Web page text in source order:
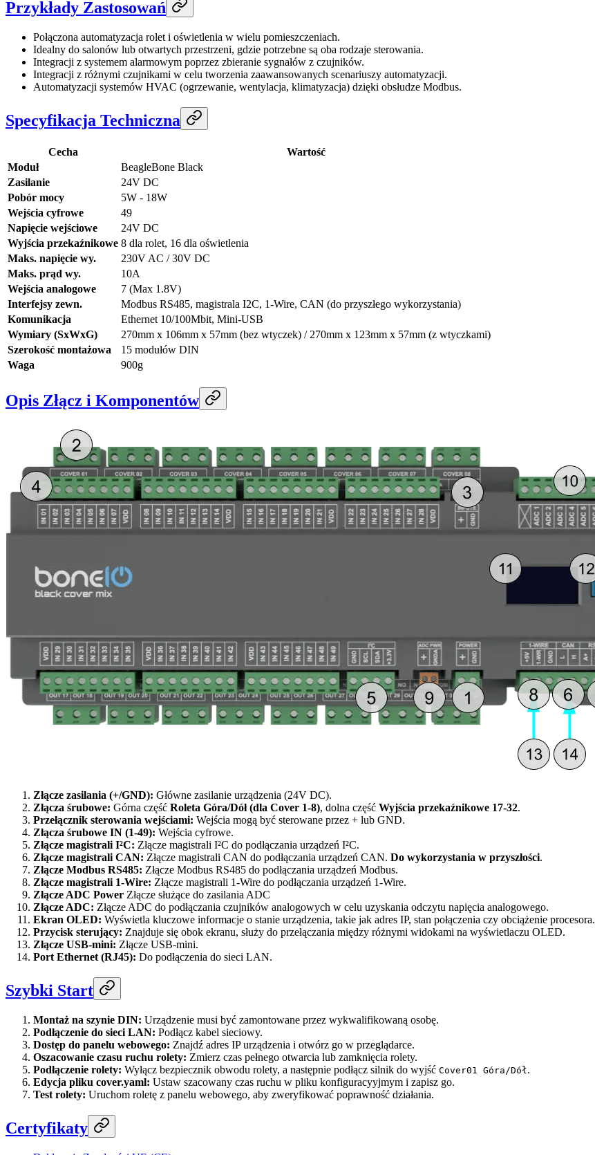
Przykłady Zastosowań
Połączona automatyzacja rolet i oświetlenia w wielu pomieszczeniach.
Idealny do salonów lub otwartych przestrzeni, gdzie potrzebne są oba rodzaje sterowania.
Integracji z systemem alarmowym poprzez zbieranie sygnałów z czujników.
Integracji z różnymi czujnikami w celu tworzenia zaawansowanych scenariuszy automatyzacji.
Automatyzacji systemów HVAC (ogrzewanie, wentylacja, klimatyzacja) dzięki obsłudze Modbus.
Specyfikacja Techniczna
Cecha
Wartość
Moduł
BeagleBone Black
Zasilanie
24V DC
Pobór mocy
5W - 18W
Wejścia cyfrowe
49
Napięcie wejściowe
24V DC
Wyjścia przekaźnikowe 8 dla rolet, 16 dla oświetlenia
Maks. napięcie wy.
230V AC / 30V DC
Maks. prąd wy.
10A
Wejścia analogowe
7 (Max 1.8V)
Interfejsy zewn.
Modbus RS485, magistrala I2C, 1-Wire, CAN (do przyszłego wykorzystania)
Komunikacja
Ethernet 10/100Mbit, Mini-USB
Wymiary (SxWxG)
270mm x 106mm x 57mm (bez wtyczek) / 270mm x 123mm x 57mm (z wtyczkami)
Szerokość montażowa
15 modułów DIN
Waga
900g
Opis Złącz i Komponentów
Złącze zasilania (+/GND): Główne zasilanie urządzenia (24V DC).
Złącza śrubowe: Górna część Roleta Góra/Dół (dla Cover 1-8), dolna część Wyjścia przekaźnikowe 17-32.
Przełącznik sterowania wejściami: Wejścia mogą być sterowane przez + lub GND.
Złącza śrubowe IN (1-49): Wejścia cyfrowe.
Złącze magistrali I²C: Złącze magistrali I²C do podłączania urządzeń I²C.
Złącze magistrali CAN: Złącze magistrali CAN do podłączania urządzeń CAN. Do wykorzystania w przyszłości.
Złącze Modbus RS485: Złącze Modbus RS485 do podłączania urządzeń Modbus.
Złącze magistrali 1-Wire: Złącze magistrali 1-Wire do podłączania urządzeń 1-Wire.
Złącze ADC Power Złącze służące do zasilania ADC
Złącze ADC: Złącze ADC do podłączania czujników analogowych w celu uzyskania odczytu napięcia analogowego.
Ekran OLED: Wyświetla kluczowe informacje o stanie urządzenia, takie jak adres IP, stan połączenia czy obciążenie procesora.
Przycisk sterujący: Znajduje się obok ekranu, służy do przełączania między różnymi widokami na wyświetlaczu OLED.
Złącze USB-mini: Złącze USB-mini.
Port Ethernet (RJ45): Do podłączenia do sieci LAN.
Szybki Start
Montaż na szynie DIN: Urządzenie musi być zamontowane przez wykwalifikowaną osobę.
Podłączenie do sieci LAN: Podłącz kabel sieciowy.
Dostęp do panelu webowego: Znajdź adres IP urządzenia i otwórz go w przeglądarce.
Oszacowanie czasu ruchu rolety: Zmierz czas pełnego otwarcia lub zamknięcia rolety.
Podłączenie rolety: Wyłącz bezpiecznik obwodu rolety, a następnie podłącz silnik do wyjść Cover01 Góra/Dół.
Edycja pliku cover.yaml: Ustaw szacowany czas ruchu w pliku konfiguracyyjmym i zapisz go.
Test rolety: Uruchom roletę z panelu webowego, aby zweryfikować poprawność działania.
Certyfikaty